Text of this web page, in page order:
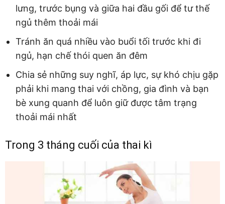
lưng, trước bụng và giữa hai đầu gối để tư thế
ngủ thêm thoải mái
Tránh ăn quá nhiều vào buổi tối trước khi đi
ngủ, hạn chế thói quen ăn đêm
Chia sẻ những suy nghĩ, áp lực, sự khó chịu gặp
phải khi mang thai với chồng, gia đình và bạn
bè xung quanh để luôn giữ được tâm trạng
thoải mái nhất
Trong 3 tháng cuối của thai kì